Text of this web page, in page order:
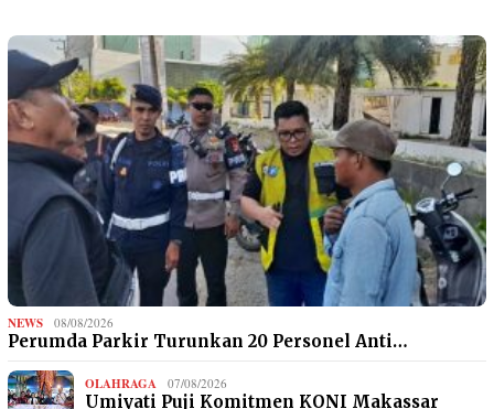
NEWS 08/08/2026
Perumda Parkir Turunkan 20 Personel Anti…
OLAHRAGA 07/08/2026
Umiyati Puji Komitmen KONI Makassar